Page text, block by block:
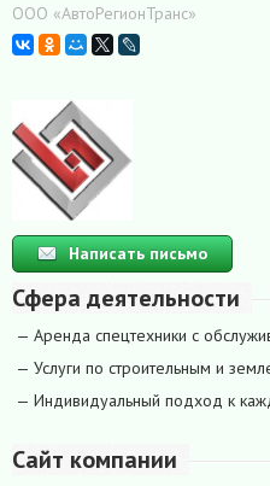
ООО «АвтоРегионТранс»
Написать письмо
Сфера деятельности
— Аренда спецтехники с
— Услуги по строительным и
— Индивидуальный подход к
Сайт компании